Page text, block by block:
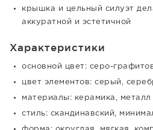
крышка и цельный силуэт
аккуратной и эстетичной
Характеристики
основной цвет: серо-
цвет элементов: серый,
материалы: керамика, металл
стиль: скандинавский,